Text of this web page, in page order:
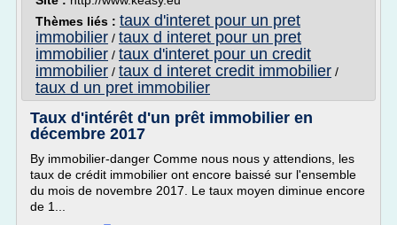
Thèmes liés : taux d'interet pour un pret
immobilier / taux d interet pour un pret
immobilier / taux d'interet pour un credit
immobilier / taux d interet credit immobilier /
taux d un pret immobilier
Taux d'intérêt d'un prêt immobilier en
décembre 2017
By immobilier-danger Comme nous nous y attendions, les
taux de crédit immobilier ont encore baissé sur l'ensemble
du mois de novembre 2017. Le taux moyen diminue encore
de 1...